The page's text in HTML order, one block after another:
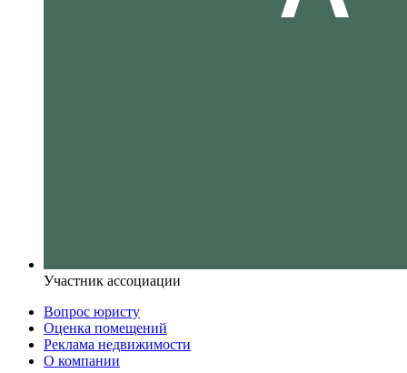
Участник ассоциации
Вопрос юристу
Оценка помещений
Реклама недвижимости
О компании